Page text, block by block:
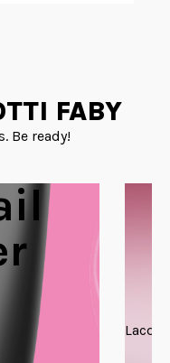
FABY
Be ready!